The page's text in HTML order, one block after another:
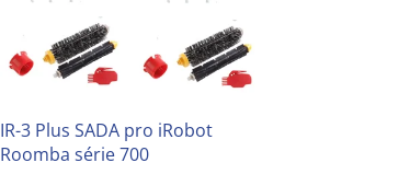
IR-3 Plus SADA pro iRobot
Roomba série 700